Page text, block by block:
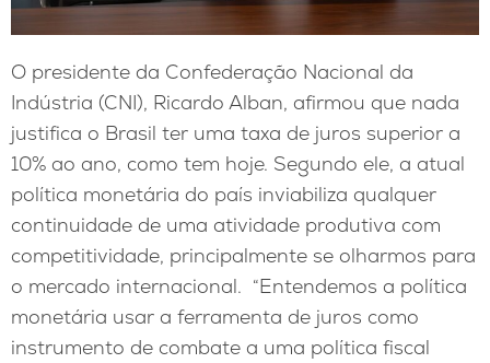
O presidente da Confederação Nacional da
Indústria (CNI), Ricardo Alban, afirmou que nada
justifica o Brasil ter uma taxa de juros superior a
10% ao ano, como tem hoje. Segundo ele, a atual
política monetária do país inviabiliza qualquer
continuidade de uma atividade produtiva com
competitividade, principalmente se olharmos para
o mercado internacional. “Entendemos a política
monetária usar a ferramenta de juros como
instrumento de combate a uma política fiscal